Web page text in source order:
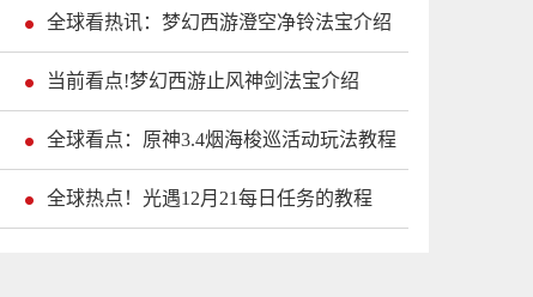
全球看热讯：梦幻西游澄空净铃法宝介绍
当前看点!梦幻西游止风神剑法宝介绍
全球看点：原神3.4烟海梭巡活动玩法教程
全球热点！光遇12月21每日任务的教程